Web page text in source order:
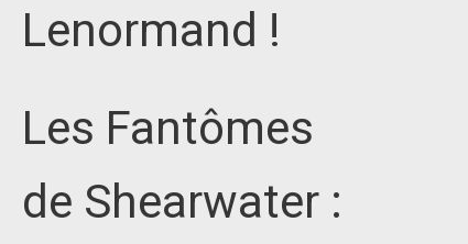
Lenormand !
Les Fantômes
de Shearwater :